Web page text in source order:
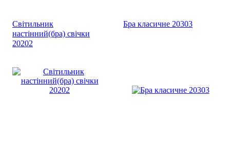
Світильник
настінний(бра) свічки
20202
Бра класичне 20303